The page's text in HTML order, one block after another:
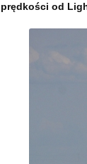
prędkości od